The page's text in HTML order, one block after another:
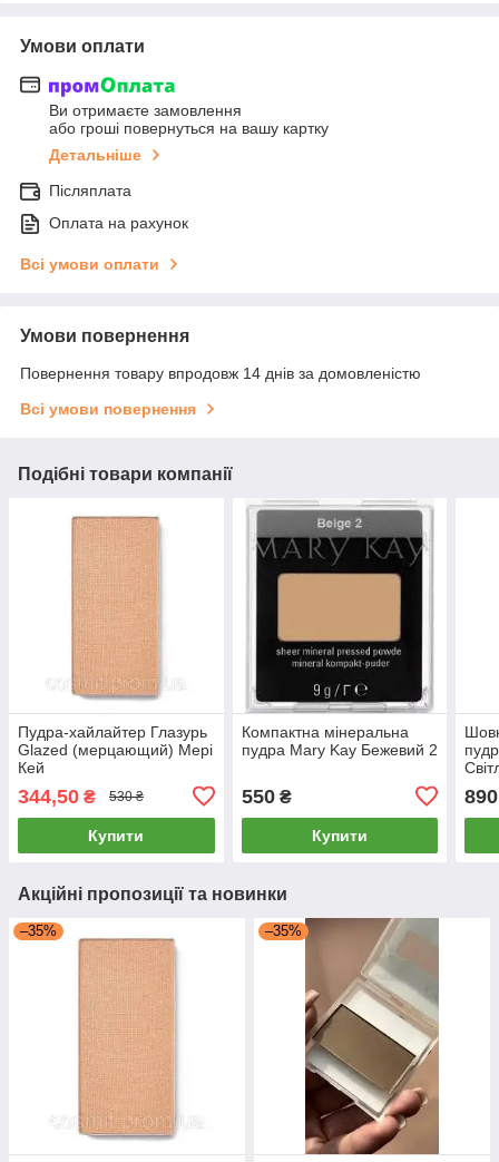
Умови оплати
Ви отримаєте замовлення
або гроші повернуться на вашу картку
Детальніше
Післяплата
Оплата на рахунок
Всі умови оплати
Умови повернення
Повернення товару впродовж 14 днів за домовленістю
Всі умови повернення
Подібні товари компанії
Пудра-хайлайтер Глазурь
Glazed (мерцающий) Мері
Кей
344,50 ₴ 530 ₴
Купити
Компактна мінеральна
пудра Mary Kay Бежевий 2
550₴
Купити
890
Акційні пропозиції та новинки
–35% –35%